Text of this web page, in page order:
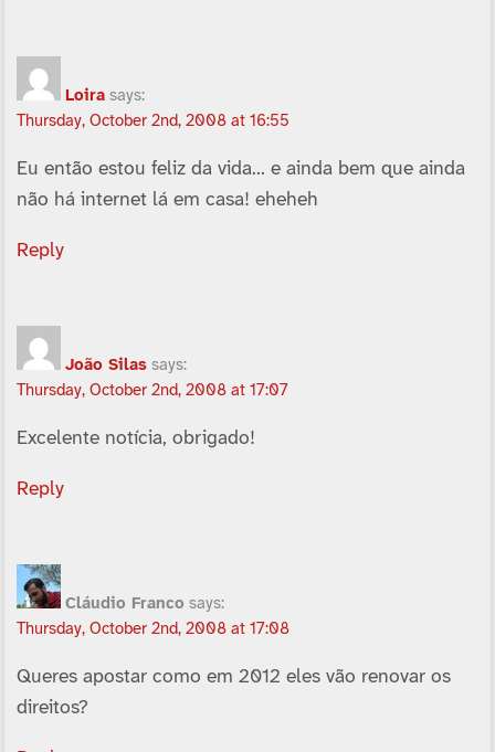
Loira says:
Thursday, October 2nd, 2008 at 16:55
Eu então estou feliz da vida… e ainda bem que ainda
não há internet lá em casa! eheheh
Reply
João Silas says:
Thursday, October 2nd, 2008 at 17:07
Excelente notí­cia, obrigado!
Reply
Cláudio Franco says:
Thursday, October 2nd, 2008 at 17:08
Queres apostar como em 2012 eles vão renovar os
direitos?